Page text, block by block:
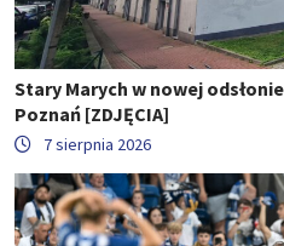
Stary Marych w nowej
Poznań [ZDJĘCIA]
7 sierpnia 2026